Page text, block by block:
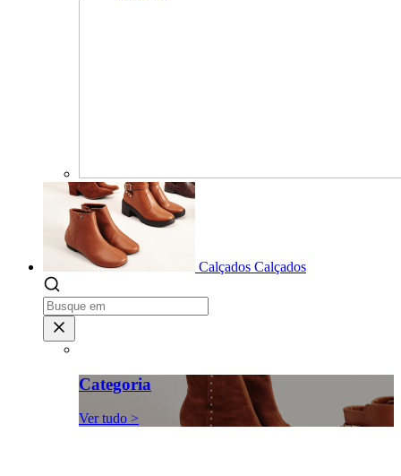
Calçados Calçados
Categoria
Ver tudo >